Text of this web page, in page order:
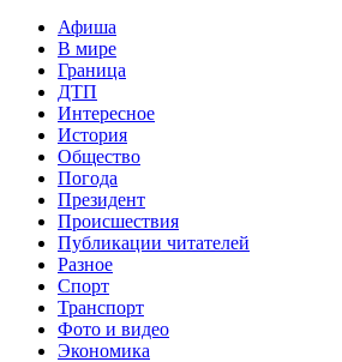
Афиша
В мире
Граница
ДТП
Интересное
История
Общество
Погода
Президент
Происшествия
Публикации читателей
Разное
Спорт
Транспорт
Фото и видео
Экономика